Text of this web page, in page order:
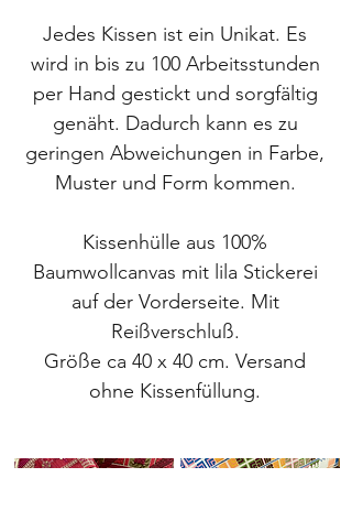
Jedes Kissen ist ein Unikat. Es
wird in bis zu 100 Arbeitsstunden
per Hand gestickt und sorgfältig
genäht. Dadurch kann es zu
geringen Abweichungen in Farbe,
Muster und Form kommen.
Kissenhülle aus 100%
Baumwollcanvas mit lila Stickerei
auf der Vorderseite. Mit
Reißverschluß.
Größe ca 40 x 40 cm. Versand
ohne Kissenfüllung.